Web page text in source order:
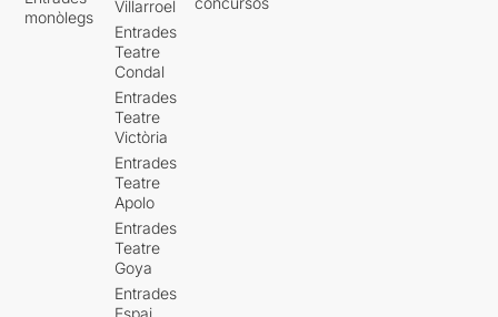
monòlegs
Villarroel
Entrades
Teatre
Condal
Entrades
Teatre
Victòria
Entrades
Teatre
Apolo
Entrades
Teatre
Goya
Entrades
Espai